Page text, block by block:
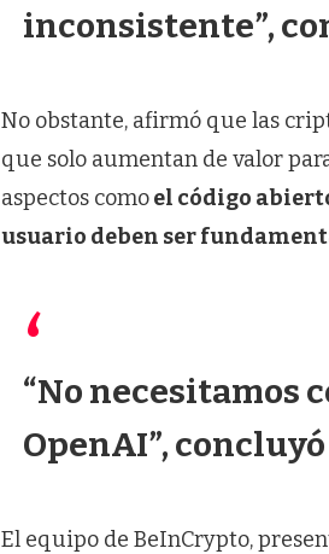
inconsistente”,
No obstante, afirmó que las
que solo aumentan de valor
aspectos comoel código
usuario deben ser
“No necesitamos
OpenAI”,
El equipo de BeInCrypto,